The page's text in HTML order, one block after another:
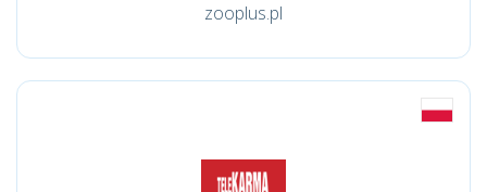
zooplus.pl